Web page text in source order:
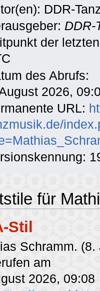
DDR-
der
des Abrufs:
2026,
URL:
für
Stil
Schramm.
am
2026, 09:08